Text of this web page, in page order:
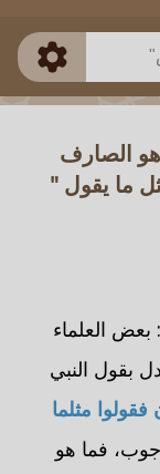
هو الصارف
ما يقول "
العلماء
بقول النبي
مثلما
فما هو